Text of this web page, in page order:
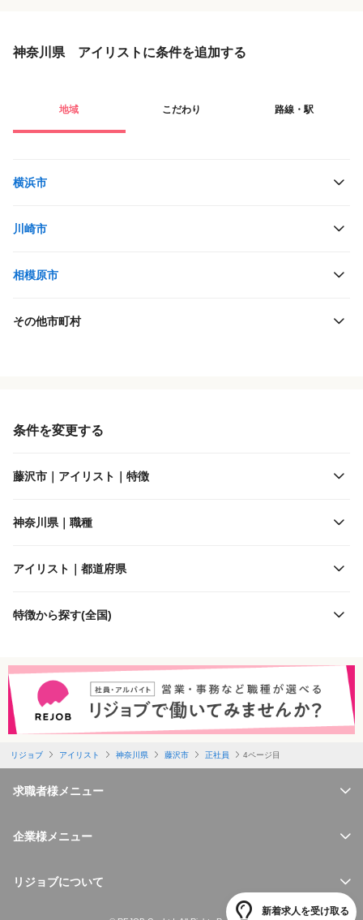
神奈川県 アイリストに条件を追加する
地域 こだわり 路線・駅
横浜市
川崎市
相模原市
その他市町村
必要経験
福利厚生
仕事内容
必要資格
横浜高速鉄道
伊豆箱根鉄道
横浜市交通局
横浜シーサイドライン
江ノ島電鉄
条件を変更する
藤沢市｜アイリスト｜特徴
神奈川県｜職種
アイリスト｜都道府県
特徴から探す(全国)
リジョブ アイリスト 神奈川県 藤沢市 正社員 4ページ目
新着求人を受け取る
求職者様メニュー
企業様メニュー
リジョブについて